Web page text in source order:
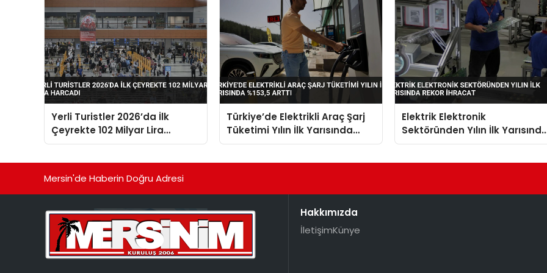
Yerli Turistler 2026’da İlk
Çeyrekte 102 Milyar Lira
Harcadı
Türkiye’de Elektrikli Araç Şarj
Tüketimi Yılın İlk Yarısında
%153,5 Arttı
Elektrik Elektronik
Sektöründen Yılın İlk
Rekor İhracat
Mersin'de Haberin Doğru Adresi
Hakkımızda
İletişimKünye